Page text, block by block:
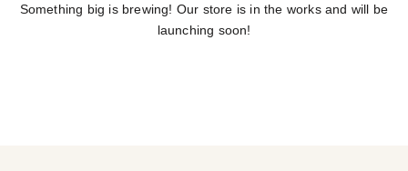
Something big is brewing! Our store is in the works and will be
launching soon!